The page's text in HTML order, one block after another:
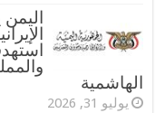
اليمن
الهاشمية
يوليو 31, 2026